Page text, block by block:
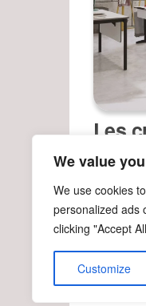
We value
We use cookies
personalized ads
clicking "Accept
Customize
Les
de
Par
25
La
tâche
cours,